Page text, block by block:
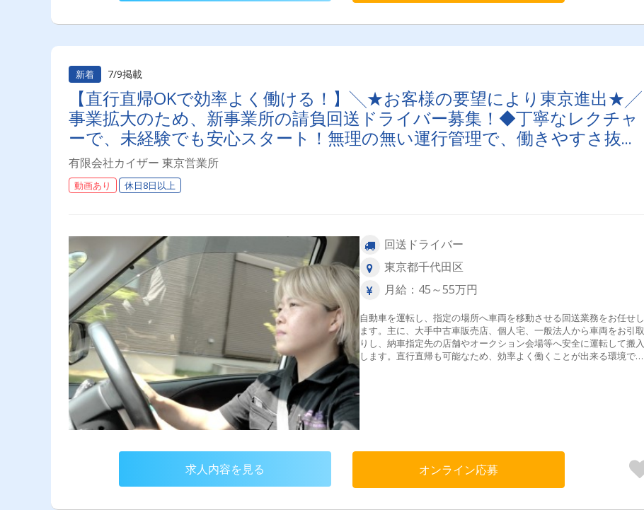
新着 7/9掲載
【直行直帰OKで効率よく働ける！】╲★お客様の要望により東京進出★╱
事業拡大のため、新事業所の請負回送ドライバー募集！◆丁寧なレクチャ
ーで、未経験でも安心スタート！無理の無い運行管理で、働きやすさ抜
群！
有限会社カイザー 東京営業所
動画あり 休日8日以上
回送ドライバー
東京都千代田区
月給：45～55万円
自動車を運転し、指定の場所へ車両を移動させる回送業務をお任せし
ます。主に、大手中古車販売店、個人宅、一般法人から車両をお引取
りし、納車指定先の店舗やオークション会場等へ安全に運転して搬入
します。直行直帰も可能なため、効率よく働くことが出来る環境で
す。【配送エリア】東京都を中心とした関東一円【件数】1日に約3件
程【1日のスケジュール例】※前日のお昼頃明日の予定が着信自宅を出
発↓公共交通機関を利用して１件目の引取り先へ↓引取→指定先へ搬入
求人内容を見る オンライン応募